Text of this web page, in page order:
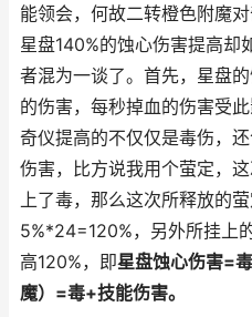
能领会，何故二转橙色附魔
星盘140%的蚀心伤害提高却
者混为一谈了。首先，星盘
的伤害，每秒掉血的伤害受
奇仪提高的不仅仅是毒伤，
伤害，比方说我用个萤定，
上了毒，那么这次所释放的
5%*24=120%，另外所挂上
高120%，即星盘蚀心伤害=毒
魔）=毒+技能伤害。